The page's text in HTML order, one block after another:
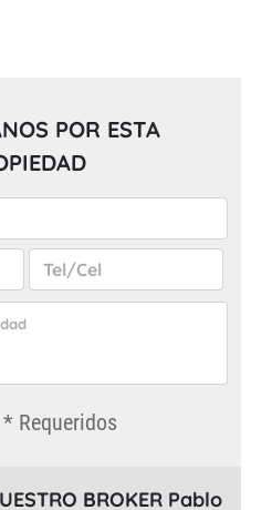
POR ESTA
* Requeridos
BROKER Pablo